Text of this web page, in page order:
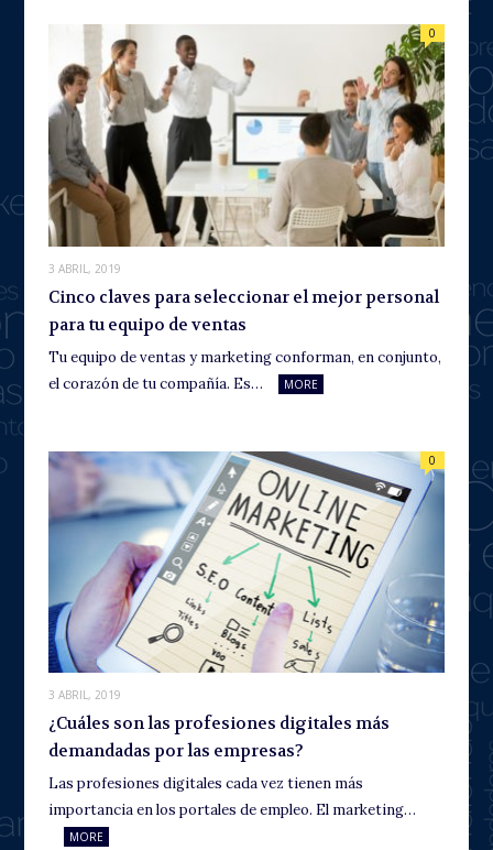
3 ABRIL, 2019
0
Cinco claves para seleccionar el mejor personal
para tu equipo de ventas
Tu equipo de ventas y marketing conforman, en conjunto,
el corazón de tu compañía. Es…
MORE
3 ABRIL, 2019
0
¿Cuáles son las profesiones digitales más
demandadas por las empresas?
Las profesiones digitales cada vez tienen más
importancia en los portales de empleo. El marketing…
MORE